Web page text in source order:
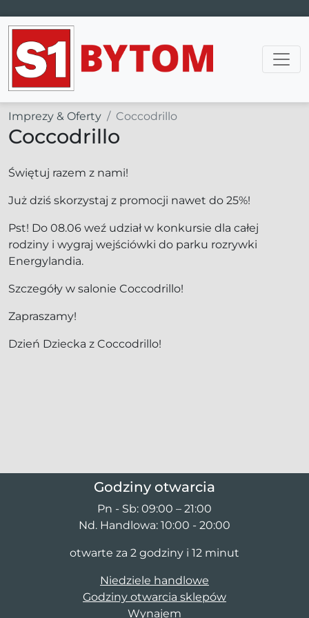
Main Navigation
Imprezy & Oferty Coccodrillo
Coccodrillo
Świętuj razem z nami!
Już dziś skorzystaj z promocji nawet do 25%!
Pst! Do 08.06 weź udział w konkursie dla całej
rodziny i wygraj wejściówki do parku rozrywki
Energylandia.
Szczegóły w salonie Coccodrillo!
Zapraszamy!
Dzień Dziecka z Coccodrillo!
Godziny otwarcia
Pn - Sb: 09:00 – 21:00
Nd. Handlowa: 10:00 - 20:00
otwarte za 2 godziny i 12 minut
Niedziele handlowe
Godziny otwarcia sklepów
Wynajem